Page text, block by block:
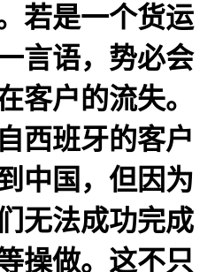
若是一个货运
言语，势必会
客户的流失。
西班牙的客户
中国，但因为
无法成功完成
操做。这不只